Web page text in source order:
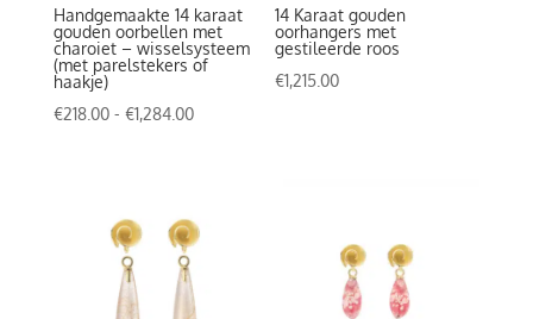
Handgemaakte 14 karaat
gouden oorbellen met
charoiet – wisselsysteem
(met parelstekers of
haakje)
€218.00 - €1,284.00Prijsklasse:
14 Karaat gouden
oorhangers met
gestileerde roos
€1,215.00